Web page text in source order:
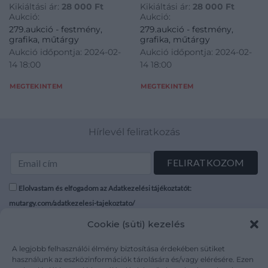
Cookie (süti) kezelés
A legjobb felhasználói élmény biztosítása érdekében sütiket
használunk az eszközinformációk tárolására és/vagy elérésére. Ezen
Kikiáltási ár: 28 000 Ft
Aukció:
279.aukció - festmény,
grafika, műtárgy
Aukció időpontja: 2024-02-
14 18:00
MEGTEKINTEM
Kikiáltási ár: 28 000 Ft
Aukció:
279.aukció - festmény,
grafika, műtárgy
Aukció időpontja: 2024-02-
14 18:00
MEGTEKINTEM
Hírlevél feliratkozás
Elolvastam és elfogadom az Adatkezelési tájékoztatót:
mutargy.com/adatkezelesi-tajekoztato/
Médiaajánlat
Karrier
ÁSZF
Adatvédelem